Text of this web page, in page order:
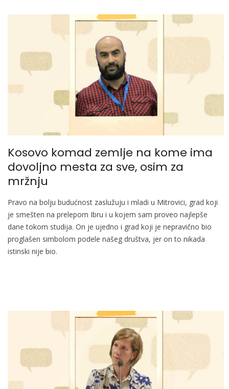
Kosovo komad zemlje na kome ima
dovoljno mesta za sve, osim za
mržnju
Pravo na bolju budućnost zaslužuju i mladi u Mitrovici, grad koji
je smešten na prelepom Ibru i u kojem sam proveo najlepše
dane tokom studija. On je ujedno i grad koji je nepravično bio
proglašen simbolom podele našeg društva, jer on to nikada
istinski nije bio.